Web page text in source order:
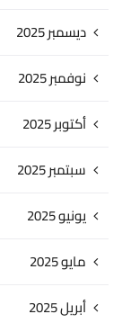
ديسمبر 2025
نوفمبر 2025
أكتوبر 2025
سبتمبر 2025
يونيو 2025
مايو 2025
أبريل 2025